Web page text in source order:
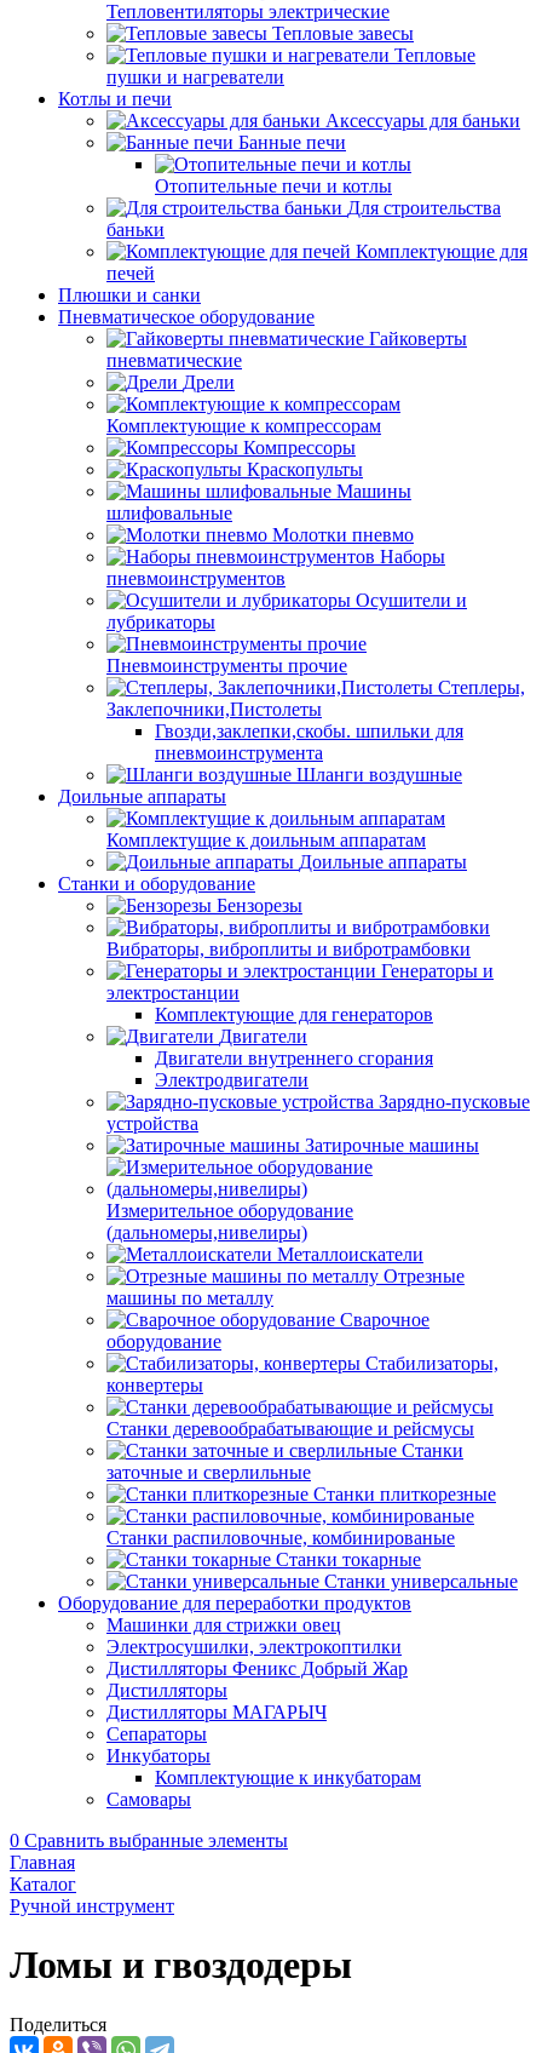
Тепловентиляторы электрические
Тепловые завесы
Тепловые
пушки и нагреватели
Котлы и печи
Аксессуары для баньки
Банные печи
Отопительные печи и котлы
Для строительства
баньки
Комплектующие для
печей
Плюшки и санки
Пневматическое оборудование
Гайковерты
пневматические
Дрели
Комплектующие к компрессорам
Компрессоры
Краскопульты
Машины
шлифовальные
Молотки пневмо
Наборы
пневмоинструментов
Осушители и
лубрикаторы
Пневмоинструменты прочие
Степлеры,
Заклепочники,Пистолеты
Гвозди,заклепки,скобы. шпильки для
пневмоинструмента
Шланги воздушные
Доильные аппараты
Комплектущие к доильным аппаратам
Доильные аппараты
Станки и оборудование
Бензорезы
Вибраторы, виброплиты и вибротрамбовки
Генераторы и
электростанции
Комплектующие для генераторов
Двигатели
Двигатели внутреннего сгорания
Электродвигатели
Зарядно-пусковые
устройства
Затирочные машины
Измерительное оборудование
(дальномеры,нивелиры)
Металлоискатели
Отрезные
машины по металлу
Сварочное
оборудование
Стабилизаторы,
конвертеры
Станки деревообрабатывающие и рейсмусы
Станки
заточные и сверлильные
Станки плиткорезные
Станки распиловочные, комбинированые
Станки токарные
Станки универсальные
Оборудование для переработки продуктов
Машинки для стрижки овец
Электросушилки, электрокоптилки
Дистилляторы Феникс Добрый Жар
Дистилляторы
Дистилляторы МАГАРЫЧ
Сепараторы
Инкубаторы
Комплектующие к инкубаторам
Самовары
0 Сравнить выбранные элементы
Главная
Каталог
Ручной инструмент
Ломы и гвоздодеры
Поделиться